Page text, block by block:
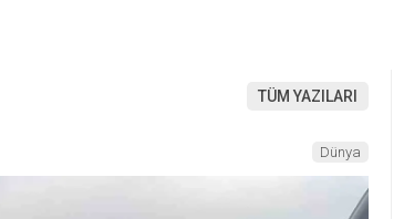
TÜM YAZILARI
Dünya